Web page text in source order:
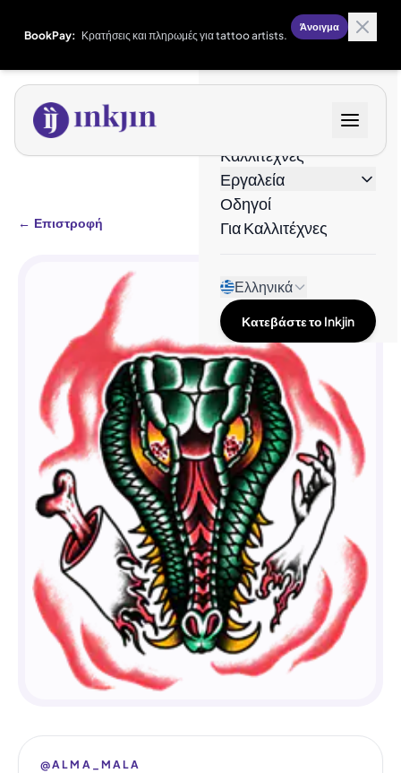
BookPay: Κρατήσεις και πληρωμές για tattoo artists.
Άνοιγμα
Καλλιτέχνες
Εργαλεία
Οδηγοί
Για Καλλιτέχνες
Ελληνικά
Κατεβάστε το Inkjin
← Επιστροφή
@ALMA_MALA